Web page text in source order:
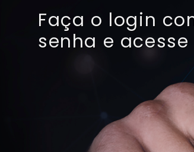
Faça o login
senha e acesse